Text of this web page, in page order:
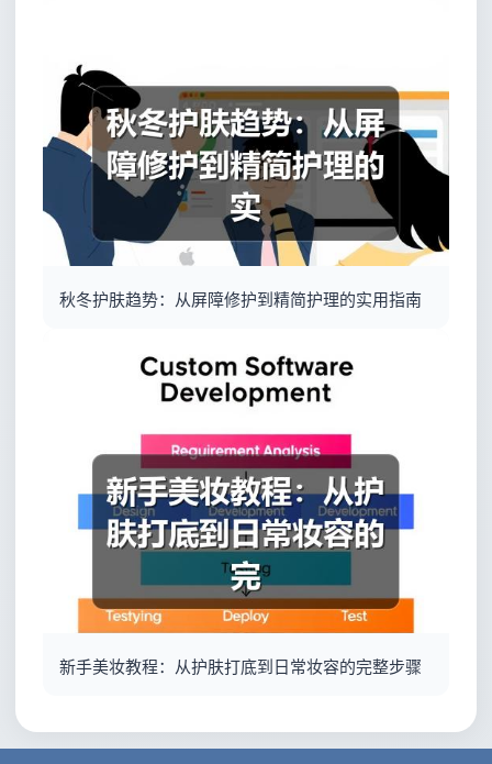
秋冬护肤趋势：从屏障修护到精简护理的实用指南
新手美妆教程：从护肤打底到日常妆容的完整步骤